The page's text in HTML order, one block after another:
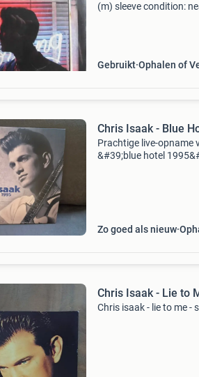
(m) sleeve condition:
Gebruikt Ophalen of
Chris Isaak - Blue
Prachtige live-opname
&#39;blue hotel
Zo goed als nieuw
Chris Isaak - Lie to
Chris isaak - lie to me -